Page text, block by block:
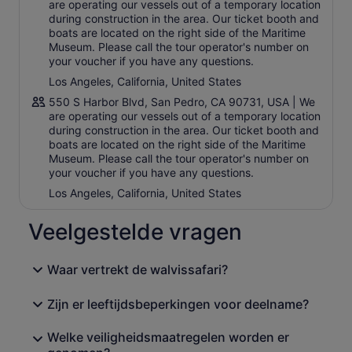
je hier ook bultruggen, vinvissen, dwergvinvissen en zelfs
de ongrijpbare orka (Killer Whale) zien.
Speelse gewone en tuimelaardolfijnen gaan vaak mee op
reis, samen met zeeleeuwen en een verscheidenheid aan
binnen en buiten, toiletten en een kombuis met snacks en
drankjes.
Dit spannende avontuur is perfect voor alle leeftijden.
Elke tocht bevat boeiend commentaar van mariene
experts, waardoor het voor iedereen aan boord een
spannende en leerzame ervaring wordt. Ga met ons mee
op een onvergetelijke reis naar de wonderen van de Stille
Maak er een extra speciale ervaring van door de bundel
aan te schaffen en toegang toe te voegen tot het
open is voor publiek aan de westkust. Verken het USS
van dit legendarische slagschip en leer meer over de
tentoonstellingen. Deze tour is ideaal voor gezinnen en
are operating our vessels out of a temporary location
during construction in the area. Our ticket booth and
boats are located on the right side of the Maritime
Museum. Please call the tour operator's number on
your voucher if you have any questions.
Los Angeles, California, United States
550 S Harbor Blvd, San Pedro, CA 90731, USA | We
are operating our vessels out of a temporary location
during construction in the area. Our ticket booth and
boats are located on the right side of the Maritime
Museum. Please call the tour operator's number on
your voucher if you have any questions.
Los Angeles, California, United States
Veelgestelde vragen
Waar vertrekt de walvissafari?
Zijn er leeftijdsbeperkingen voor deelname?
Welke veiligheidsmaatregelen worden er